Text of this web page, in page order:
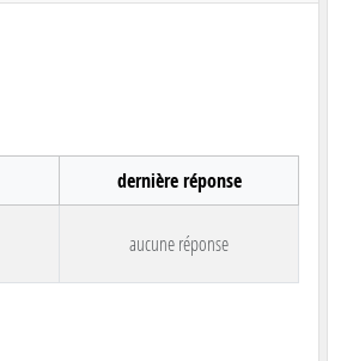
dernière réponse
aucune réponse